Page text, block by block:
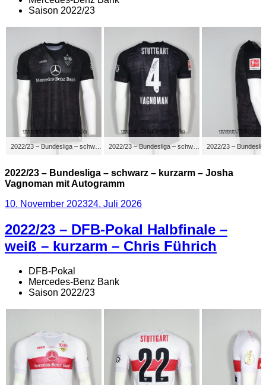
Saison 2022/23
2022/23 – Bundesliga – schwarz – kurzarm – Josha
Vagnoman mit Autogramm
Veröffentlicht
10. November 202324. Juli 2026
2022/23 – DFB-Pokal Halbfinale –
weiß – kurzarm – Chris Führich
DFB-Pokal
Mercedes-Benz Bank
Saison 2022/23